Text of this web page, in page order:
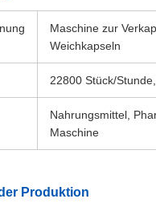
Maschine zur
Weichkapseln
22800 Stück/
Nahrungsmittel,
Maschine
Produktion